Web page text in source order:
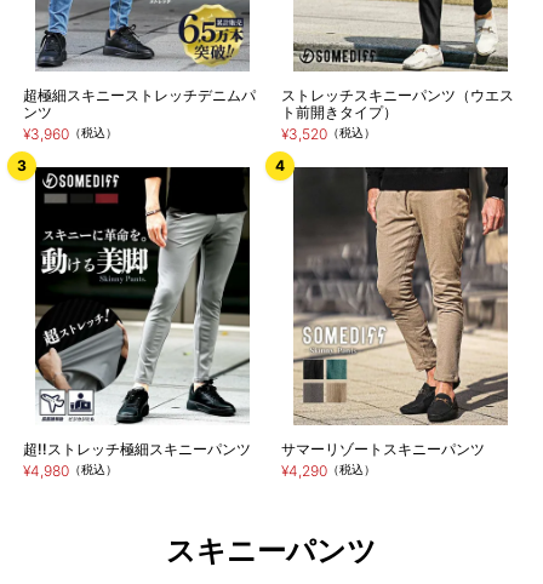
超極細スキニーストレッチデニムパ
ンツ
¥3,960（税込）
ストレッチスキニーパンツ（ウエス
ト前開きタイプ）
¥3,520（税込）
超!!ストレッチ極細スキニーパンツ
¥4,980（税込）
サマーリゾートスキニーパンツ
¥4,290（税込）
スキニーパンツ